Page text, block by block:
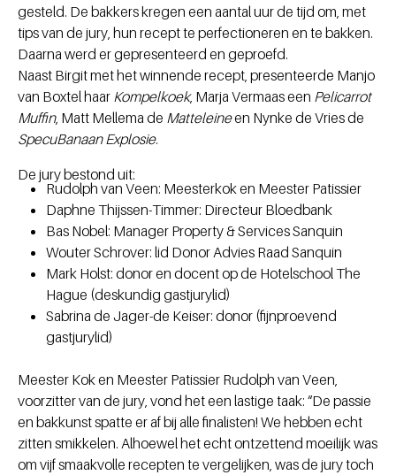
gesteld. De bakkers kregen een aantal uur de tijd om, met
tips van de jury, hun recept te perfectioneren en te bakken.
Daarna werd er gepresenteerd en geproefd.
Naast Birgit met het winnende recept, presenteerde Manjo
van Boxtel haar Kompelkoek, Marja Vermaas een Pelicarrot
Muffin, Matt Mellema de Matteleineen Nynke de Vries de
SpecuBanaan Explosie.
De jury bestond uit:
Rudolph van Veen: Meesterkok en Meester Patissier
Daphne Thijssen-Timmer: Directeur Bloedbank
Bas Nobel: Manager Property & Services Sanquin
Wouter Schrover: lid Donor Advies Raad Sanquin
Mark Holst: donor en docent op de Hotelschool The
Hague (deskundig gastjurylid)
Sabrina de Jager-de Keiser: donor (fijnproevend
gastjurylid)
Meester Kok en Meester Patissier Rudolph van Veen,
voorzitter van de jury, vond het een lastige taak: “De passie
en bakkunst spatte er af bij alle finalisten! We hebben echt
zitten smikkelen. Alhoewel het echt ontzettend moeilijk was
om vijf smaakvolle recepten te vergelijken, was de jury toch